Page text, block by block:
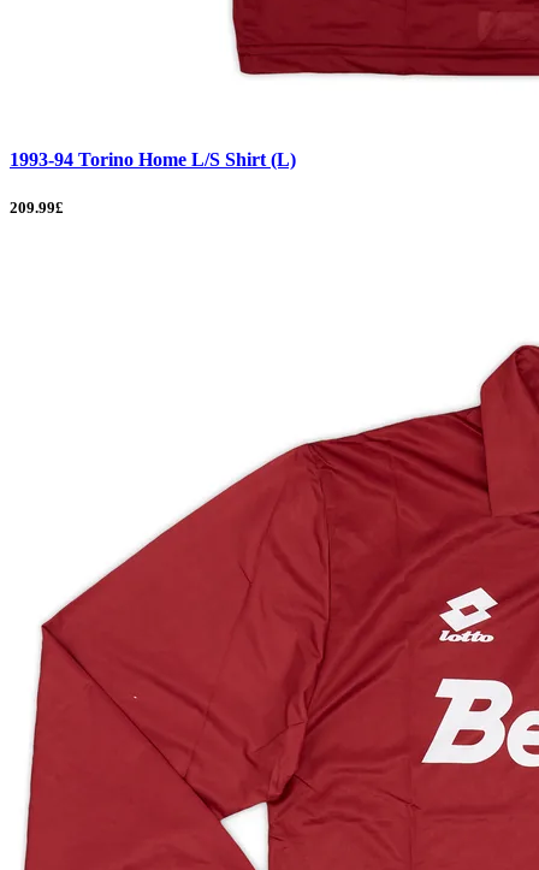
1993-94 Torino Home L/S Shirt (L)
209.99£